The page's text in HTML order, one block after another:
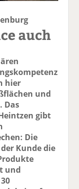
auch
hier
und
Das
gibt
Die
Kunde die
und